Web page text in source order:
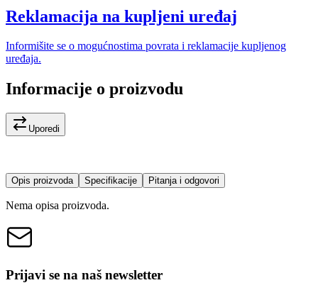
Reklamacija na kupljeni uređaj
Informišite se o mogućnostima povrata i reklamacije kupljenog
uređaja.
Informacije o proizvodu
Uporedi
Opis proizvoda Specifikacije Pitanja i odgovori
Nema opisa proizvoda.
Prijavi se na naš newsletter